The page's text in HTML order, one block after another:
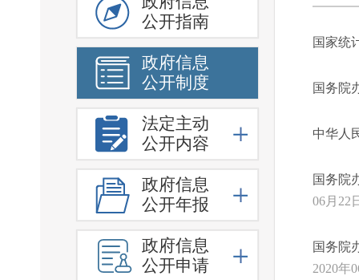
公开指南
政府信息
公开制度
法定主动
公开内容
政府信息
公开年报
政府信息
公开申请